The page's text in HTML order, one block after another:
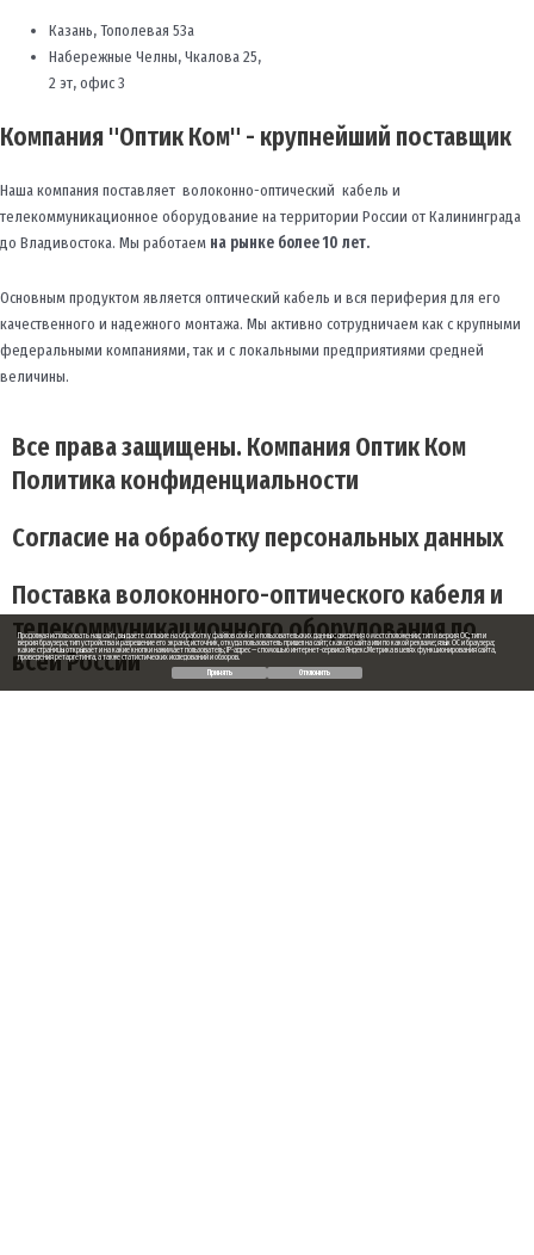
Казань, Тополевая 53а
Набережные Челны, Чкалова 25,
2 эт, офис 3
Компания "Оптик Ком" - крупнейший поставщик
Наша компания поставляет волоконно-оптический кабель и
телекоммуникационное оборудование на территории России от Калининграда
до Владивостока. Мы работаем на рынке более 10 лет.
Основным продуктом является оптический кабель и вся периферия для его
качественного и надежного монтажа. Мы активно сотрудничаем как с крупными
федеральными компаниями, так и с локальными предприятиями средней
величины.
Все права защищены. Компания Оптик Ком
Политика конфиденциальности
Согласие на обработку персональных данных
Поставка волоконного-оптического кабеля и
телекоммуникационного оборудования по
всей России
Продолжая использовать наш сайт, вы даете согласие на обработку файлов cookie и пользовательских данных: сведения о местоположении; тип и версия ОС; тип и
версия браузера; тип устройства и разрешение его экрана; источник, откуда пользователь пришел на сайт; с какого сайта или по какой рекламе; язык ОС и браузера;
какие страницы открывает и на какие кнопки нажимает пользователь; IP-адрес — с помощью интернет-сервиса Яндекс.Метрика в целях функционирования сайта,
проведения ретаргетинга, а также статистических исследований и обзоров.
Принять
Отклонить